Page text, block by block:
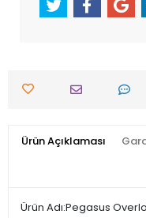
Ürün Açıklaması
Ürün Adı:Pegasus